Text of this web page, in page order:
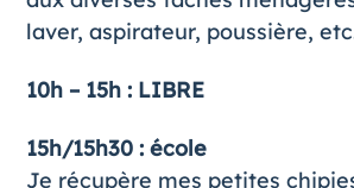
laver, aspirateur, poussière,
10h – 15h : LIBRE
15h/15h30 : école
Je récupère mes petites